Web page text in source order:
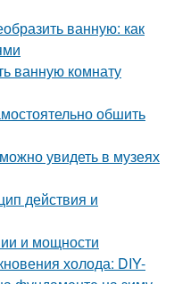
ванную: как
ванную комнату
обшить
увидеть в музеях
действия и
и мощности
холода: DIY-